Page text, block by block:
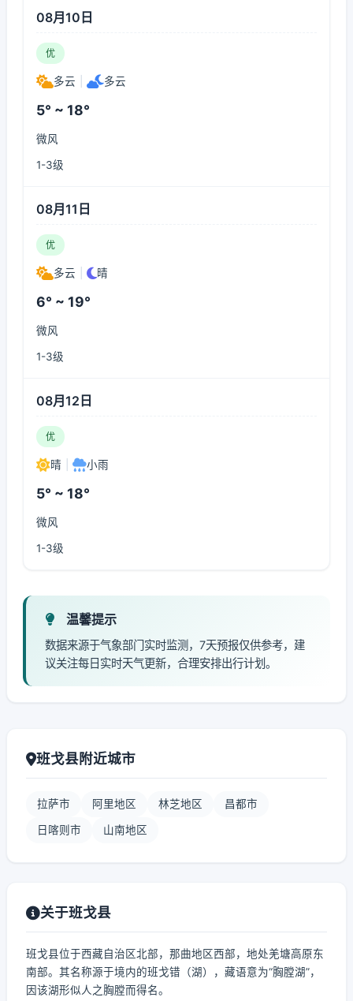
08月10日
优
多云 多云
5° ~ 18°
微风
1-3级
08月11日
优
多云 晴
6° ~ 19°
微风
1-3级
08月12日
优
晴 小雨
5° ~ 18°
微风
1-3级
温馨提示
数据来源于气象部门实时监测，7天预报仅供参考，建
议关注每日实时天气更新，合理安排出行计划。
班戈县附近城市
拉萨市 阿里地区 林芝地区 昌都市
日喀则市 山南地区
关于班戈县
班戈县位于西藏自治区北部，那曲地区西部，地处羌塘高原东
南部。其名称源于境内的班戈错（湖），藏语意为“胸膛湖”，
因该湖形似人之胸膛而得名。